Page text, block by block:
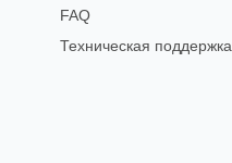
FAQ
Техническая поддержка